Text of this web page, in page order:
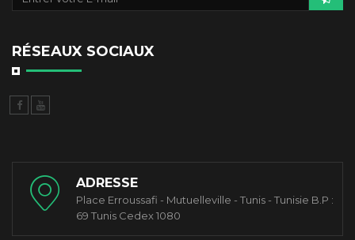
RÉSEAUX SOCIAUX
ADRESSE
Place Erroussafi - Mutuelleville - Tunis - Tunisie B.P :
69 Tunis Cedex 1080